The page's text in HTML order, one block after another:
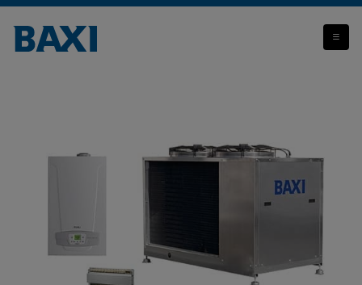
BAXI HYBRID POWER